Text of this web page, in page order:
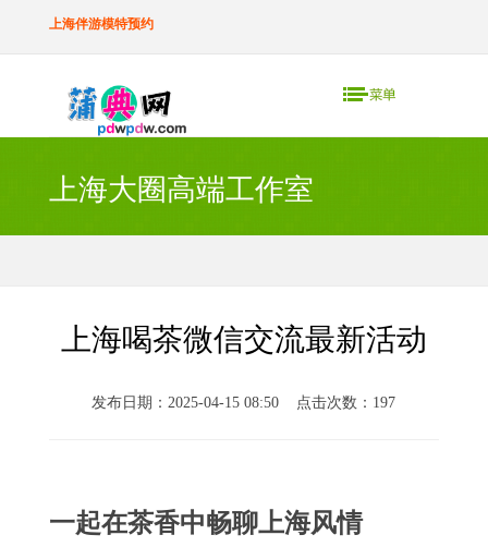
上海伴游模特预约
上海大圈高端工作室
上海喝茶微信交流最新活动
发布日期：2025-04-15 08:50 点击次数：197
一起在茶香中畅聊上海风情